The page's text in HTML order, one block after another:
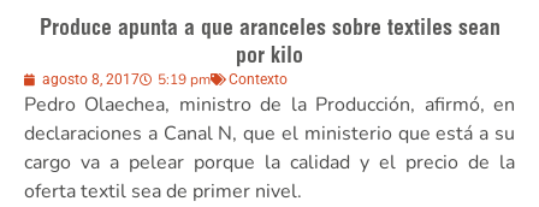
Produce apunta a que aranceles sobre textiles sean
por kilo
agosto 8, 2017 5:19 pm Contexto
Pedro Olaechea, ministro de la Producción, afirmó, en
declaraciones a Canal N, que el ministerio que está a su
cargo va a pelear porque la calidad y el precio de la
oferta textil sea de primer nivel.